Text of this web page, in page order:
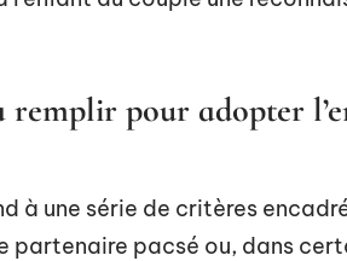
remplir pour adopter
à une série de critères
partenaire pacsé ou, dans